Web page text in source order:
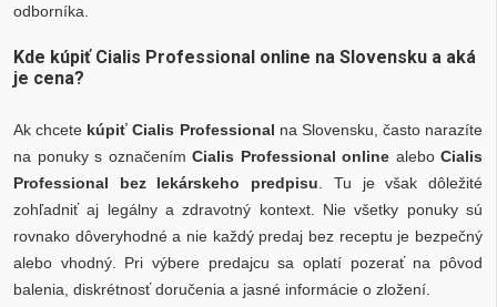
odborníka.
Kde kúpiť Cialis Professional online na Slovensku a aká
je cena?
Ak chcete kúpiť Cialis Professional na Slovensku, často narazíte
na ponuky s označením Cialis Professional online alebo Cialis
Professional bez lekárskeho predpisu . Tu je však dôležité
zohľadniť aj legálny a zdravotný kontext. Nie všetky ponuky sú
rovnako dôveryhodné a nie každý predaj bez receptu je bezpečný
alebo vhodný. Pri výbere predajcu sa oplatí pozerať na pôvod
balenia, diskrétnosť doručenia a jasné informácie o zložení.